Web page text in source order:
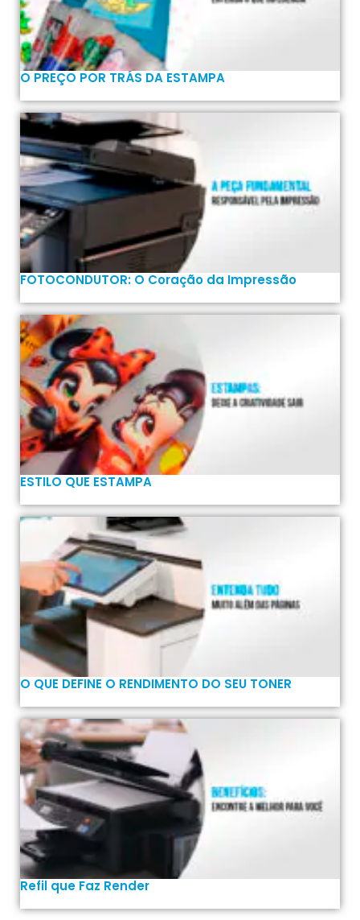
O PREÇO POR TRÁS DA ESTAMPA
FOTOCONDUTOR: O Coração da Impressão
ESTILO QUE ESTAMPA
O QUE DEFINE O RENDIMENTO DO SEU TONER
Refil que Faz Render